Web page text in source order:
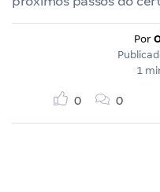
Por
1
0 0